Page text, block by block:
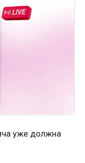
уже должна